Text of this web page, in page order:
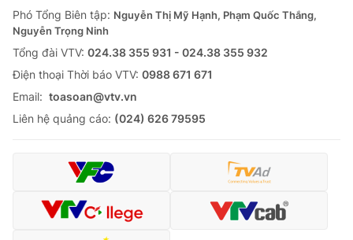
Phó Tổng Biên tập: Nguyễn Thị Mỹ Hạnh, Phạm Quốc Thắng,
Nguyễn Trọng Ninh
Tổng đài VTV: 024.38 355 931 - 024.38 355 932
Ðiện thoại Thời báo VTV: 0988 671 671
Email: toasoan@vtv.vn
Liên hệ quảng cáo: (024) 626 79595